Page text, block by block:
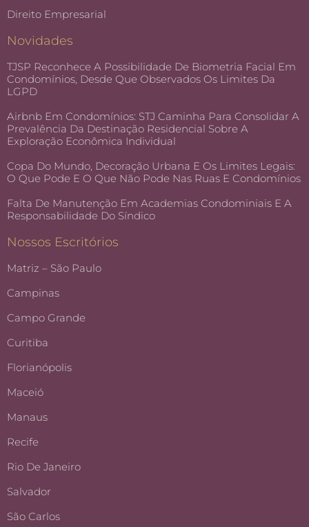
Direito Empresarial
Novidades
TJSP Reconhece A Possibilidade De Biometria Facial Em
Condomínios, Desde Que Observados Os Limites Da
LGPD
Airbnb Em Condomínios: STJ Caminha Para Consolidar A
Prevalência Da Destinação Residencial Sobre A
Exploração Econômica Individual
Copa Do Mundo, Decoração Urbana E Os Limites Legais:
O Que Pode E O Que Não Pode Nas Ruas E Condomínios
Falta De Manutenção Em Academias Condominiais E A
Responsabilidade Do Síndico
Nossos Escritórios
Matriz – São Paulo
Campinas
Campo Grande
Curitiba
Florianópolis
Maceió
Manaus
Recife
Rio De Janeiro
Salvador
São Carlos